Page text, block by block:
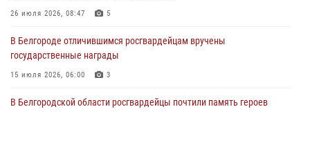
Офицеры Росгвардии и ветераны войск правопорядка почтили
05 августа 2026, 17:12 2
26 июля 2026, 08:47 5
В Белгороде отличившимся росгвардейцам вручены
государственные награды
15 июля 2026, 06:00 3
В Белгородской области росгвардейцы почтили память героев